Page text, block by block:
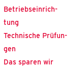
Betriebs­ein­rich­
tung
Tech­ni­sche Prü­fun­
gen
Das spa­ren wir